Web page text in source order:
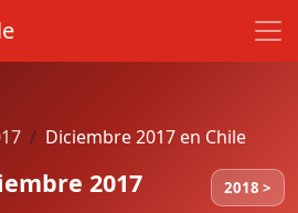
Diciembre 2017 en Chile
2017 2018 >